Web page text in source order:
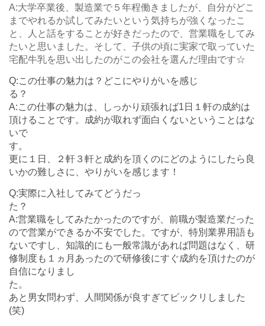
A:大学卒業後、製造業で５年程働きましたが、自分がどこ
までやれるか試してみたいという気持ちが強くなったこ
と、人と話をすることが好きだったので、営業職をしてみ
たいと思いました。そして、子供の頃に実家で取っていた
宅配牛乳を思い出したのがこの会社を選んだ理由です☆
Q:この仕事の魅力は？どこにやりがいを感じ
A:この仕事の魅力は、しっかり頑張れば1日１軒の成約は
頂けることです。成約が取れず面白くないということはな
いで
す
更に１日、２軒３軒と成約を頂くのにどのようにしたら良
いかの難しさに、やりがいを感じます！
Q:実際に入社してみてどうだっ
A:営業職をしてみたかったのですが、前職が製造業だった
ので営業ができるか不安でした。ですが、特別業界用語も
ないですし、知識的にも一般常識があれば問題はなく、研
修制度も１ヵ月あったので研修後にすぐ成約を頂けたのが
自信になりまし
た
あと男女問わず、人間関係が良すぎてビックリしました
(笑)